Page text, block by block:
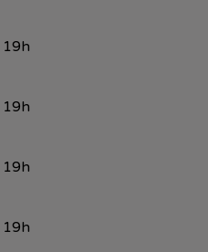
19h
19h
19h
19h